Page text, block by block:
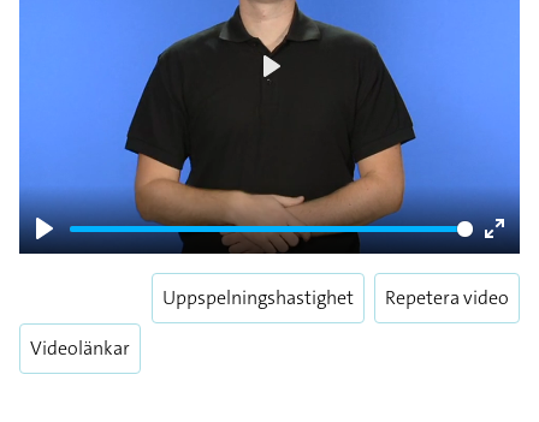
Play
Enter
Videolänkar
Uppspelningshastighet Repetera video